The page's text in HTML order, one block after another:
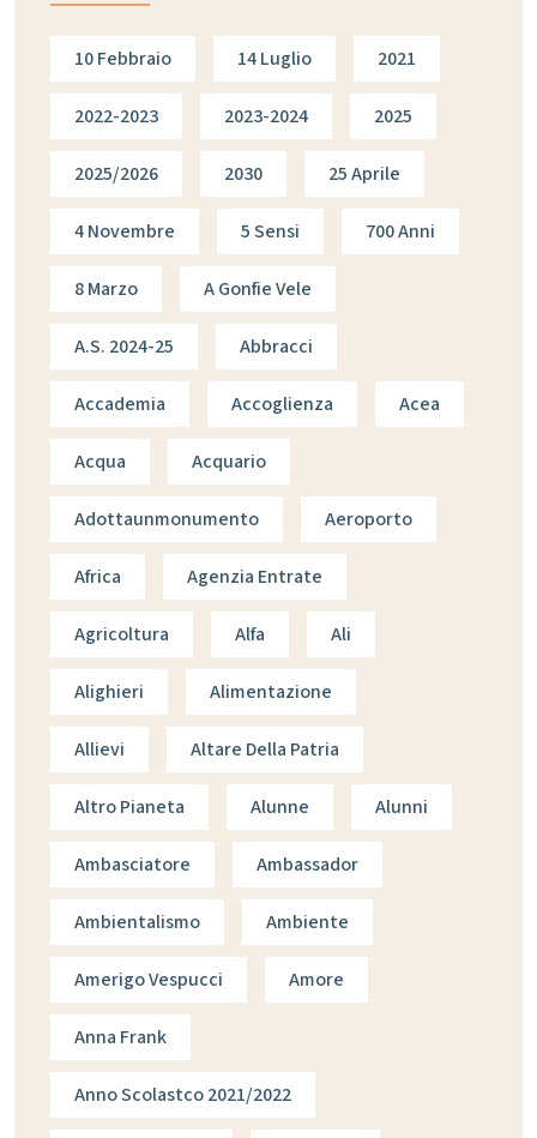
10 Febbraio 14 Luglio 2021
2022-2023 2023-2024 2025
2025/2026 2030 25 Aprile
4 Novembre 5 Sensi 700 Anni
8 Marzo A Gonfie Vele
A.s. 2024-25 Abbracci
Accademia Accoglienza Acea
Acqua Acquario
Adottaunmonumento Aeroporto
Africa Agenzia Entrate
Agricoltura Alfa Ali
Alighieri Alimentazione
Allievi Altare Della Patria
Altro Pianeta Alunne Alunni
Ambasciatore Ambassador
Ambientalismo Ambiente
Amerigo Vespucci Amore
Anna Frank
Anno Scolastco 2021/2022